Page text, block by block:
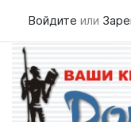
Войдите или